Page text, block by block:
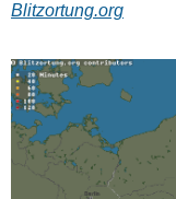
Blitzortung.org